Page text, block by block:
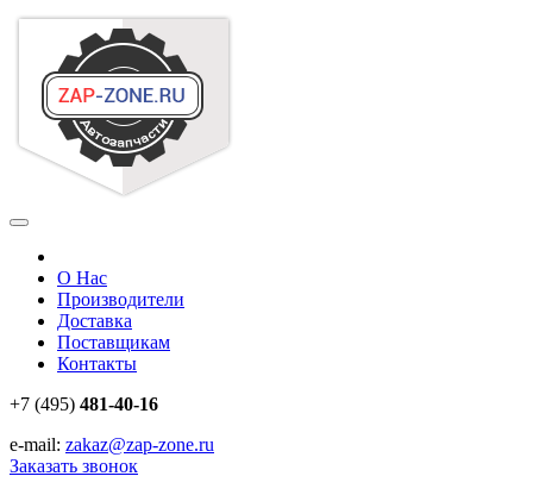
О Нас
Производители
Доставка
Поставщикам
Контакты
+7 (495) 481-40-16
e-mail: zakaz@zap-zone.ru
Заказать звонок